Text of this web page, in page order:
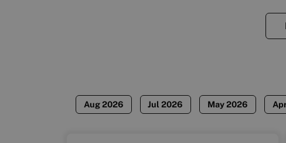
Aug 2026 Jul 2026 May 2026